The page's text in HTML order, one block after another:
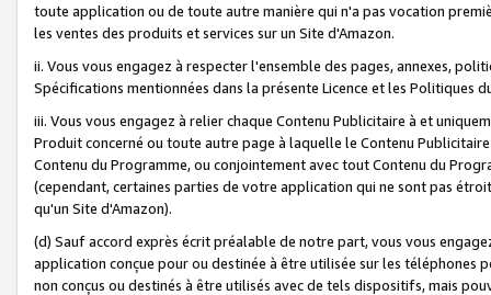
toute application ou de toute autre manière qui n'a pas vocation
les ventes des produits et services sur un Site d'Amazon.
ii. Vous vous engagez à respecter l'ensemble des pages, annexes,
Spécifications mentionnées dans la présente Licence et les Politiques
iii. Vous vous engagez à relier chaque Contenu Publicitaire à et
Produit concerné ou toute autre page à laquelle le Contenu
Contenu du Programme, ou conjointement avec tout Contenu du
(cependant, certaines parties de votre application qui ne sont pas
qu'un Site d'Amazon).
(d) Sauf accord exprès écrit préalable de notre part, vous vous
application conçue pour ou destinée à être utilisée sur les téléphones
non conçus ou destinés à être utilisés avec de tels dispositifs, mais